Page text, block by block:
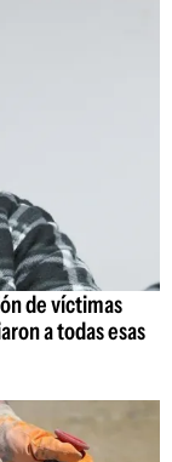
de víctimas
a todas esas